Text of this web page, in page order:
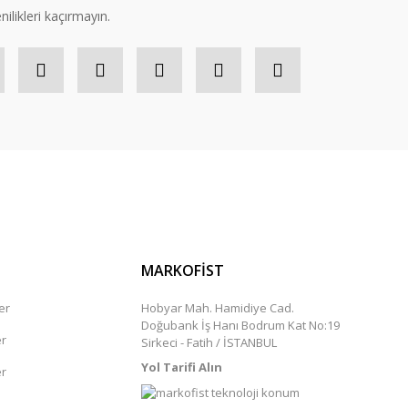
kaçırmayın.
MARKOFİST
Hobyar Mah. Hamidiye Cad.
Doğubank İş Hanı Bodrum Kat No:19
Sirkeci - Fatih / İSTANBUL
Yol Tarifi Alın